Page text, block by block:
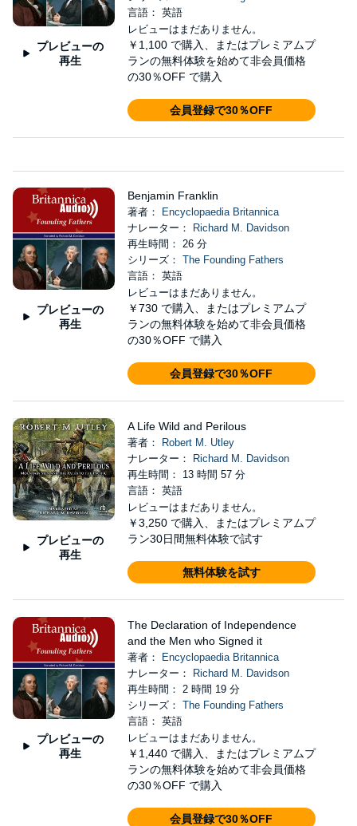
プレビューの
再生
言語： 英語
レビューはまだありません。
￥1,100 で購入、またはプレミアムプ
ランの無料体験を始めて非会員価格
の30％OFF で購入
会員登録で30％OFF
プレビューの
再生
Benjamin Franklin
著者：
Encyclopaedia Britannica
ナレーター：
Richard M. Davidson
再生時間： 26 分
シリーズ： The Founding Fathers
言語： 英語
レビューはまだありません。
￥730 で購入、またはプレミアムプ
ランの無料体験を始めて非会員価格
の30％OFF で購入
会員登録で30％OFF
プレビューの
再生
A Life Wild and Perilous
著者：
Robert M. Utley
ナレーター：
Richard M. Davidson
再生時間： 13 時間 57 分
言語： 英語
レビューはまだありません。
￥3,250 で購入、またはプレミアムプ
ラン30日間無料体験で試す
無料体験を試す
プレビューの
再生
The Declaration of Independence
and the Men who Signed it
著者：
Encyclopaedia Britannica
ナレーター：
Richard M. Davidson
再生時間： 2 時間 19 分
シリーズ： The Founding Fathers
言語： 英語
レビューはまだありません。
￥1,440 で購入、またはプレミアムプ
ランの無料体験を始めて非会員価格
の30％OFF で購入
会員登録で30％OFF